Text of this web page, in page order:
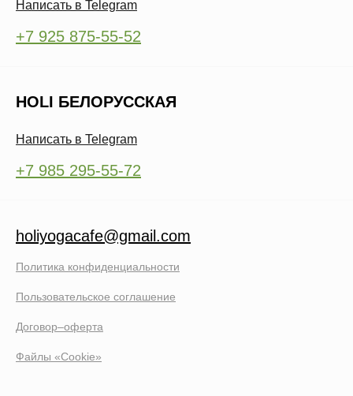
holiyogacafe@gmail.com
Политика конфиденциальности
Пользовательское соглашение
Файлы «Cookie»
Договор–оферта
+7 925 875-55-52
Написать в Telegram
+7 985 295-55-72
Написать в Telegram
HOLI БЕЛОРУССКАЯ